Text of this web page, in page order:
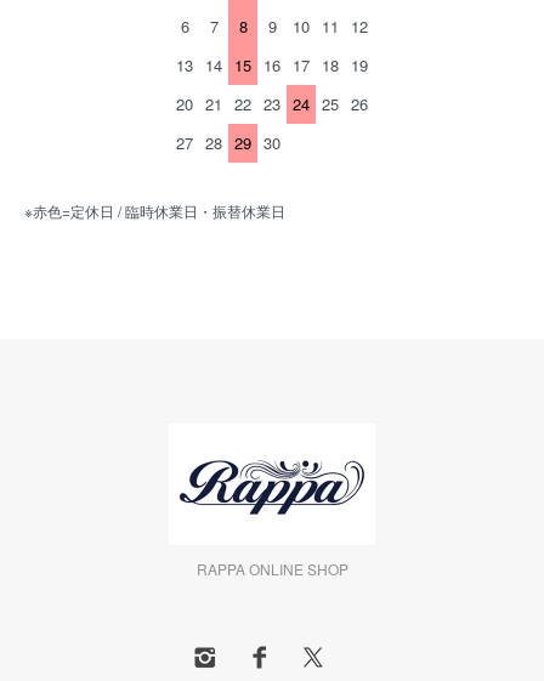
6
7 8 9 10 11
12
13 14 15 16 17 18 19
20 21 22 23 24 25 26
27 28 29 30
※赤色=定休日 / 臨時休業日・振替休業日
RAPPA ONLINE SHOP